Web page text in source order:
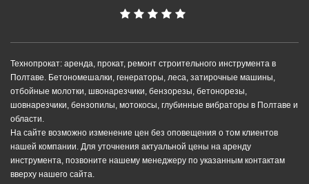
Технопрокат: аренда, прокат, ремонт строительного инструмента в
Полтаве. Бетономешалки, генераторы, леса, затирочные машины,
отбойные молотки, швонарезчики, бензорезы, бетонорезы,
шовнарезчики, бензопилы, мотокосы, глубинные вибраторы в Полтаве и
области.
На сайте возможно изменение цен без оповещения о том клиентов
нашей компании. Для уточнения актуальной цены на аренду
инструмента, позвоните нашему менеджеру по указанным контактам
вверху нашего сайта.